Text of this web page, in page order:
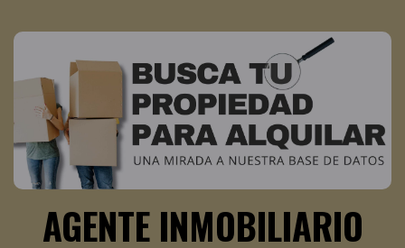
AGENTE INMOBILIARIO